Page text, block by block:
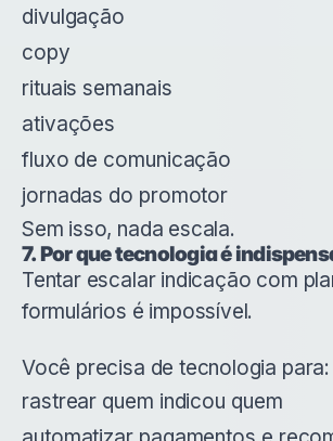
divulgação
copy
rituais semanais
ativações
fluxo de comunicação
jornadas do promotor
Sem isso, nada escala.
7. Por que tecnologia é
Tentar escalar indicação com
formulários é impossível.
Você precisa de tecnologia para:
rastrear quem indicou quem